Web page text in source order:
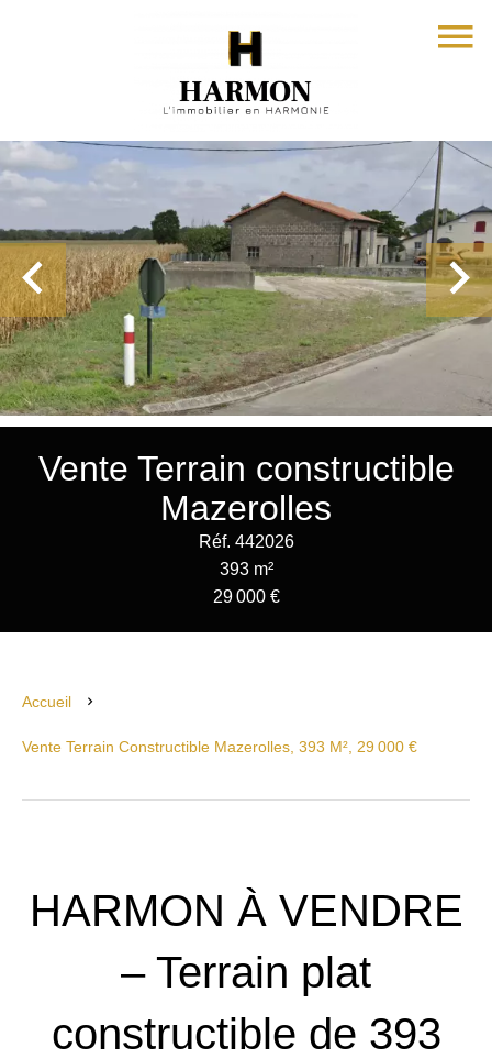
Vente Terrain constructible
Mazerolles
Réf. 442026
393 m²
29 000 €
Accueil
Vente Terrain Constructible Mazerolles, 393 M², 29 000 €
HARMON À VENDRE
– Terrain plat
constructible de 393